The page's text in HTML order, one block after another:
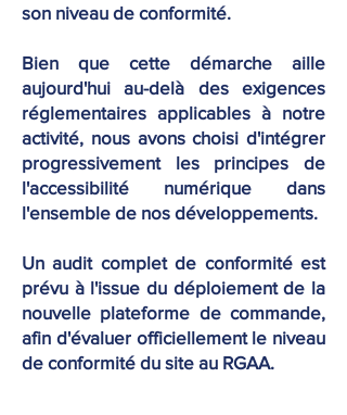
son niveau de conformité.
Bien que cette démarche aille
aujourd'hui au-delà des exigences
réglementaires applicables à notre
activité, nous avons choisi d'intégrer
progressivement les principes de
l'accessibilité numérique dans
l'ensemble de nos développements.
Un audit complet de conformité est
prévu à l'issue du déploiement de la
nouvelle plateforme de commande,
afin d'évaluer officiellement le niveau
de conformité du site au RGAA.